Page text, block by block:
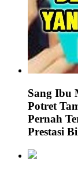
Sang Ibu
Potret
Pernah
Prestasi